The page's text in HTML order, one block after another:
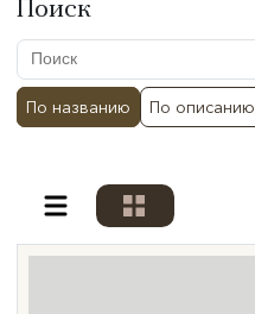
Поиск
По названию По описанию
Разделы
Направление